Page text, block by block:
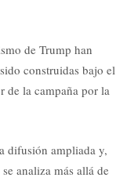
de Trump han
construidas bajo el
de la campaña por la
difusión ampliada y,
analiza más allá de